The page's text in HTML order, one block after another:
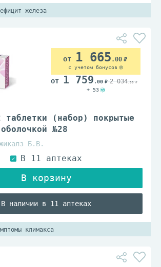
железа
таблетки (набор) покрытые
№28
Б.В.
В наличии в 11 аптеках
1 665 .00
с учетом бонусов
1 759 .00 2 034.00
+ 53
климакса